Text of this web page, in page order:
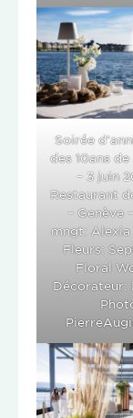
Soirée
des 10ans
– 3 juin
Restaurant
– Genève
mngt: Alexia
Fleurs:
Floral
Décorateur: